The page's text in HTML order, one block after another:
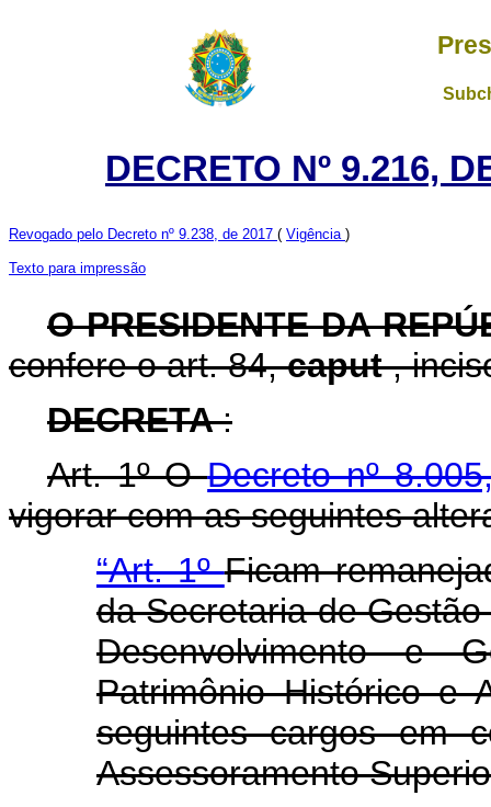
DECRETO Nº 9.216,
Revogado pelo Decreto nº 9.238, de 2017 ( Vigência )
Texto para impressão
O PRESIDENTE DA
confere o art. 84,caput,
DECRETA:
Art. 1º ODecreto nº
vigorar com as seguintes
“Art. 1ºFicam
da Secretaria de
Desenvolvimento e
Patrimônio Histórico e
seguintes cargos em
Assessoramento